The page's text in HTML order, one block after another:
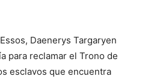
Daenerys Targaryen
para reclamar el Trono de
esclavos que encuentra